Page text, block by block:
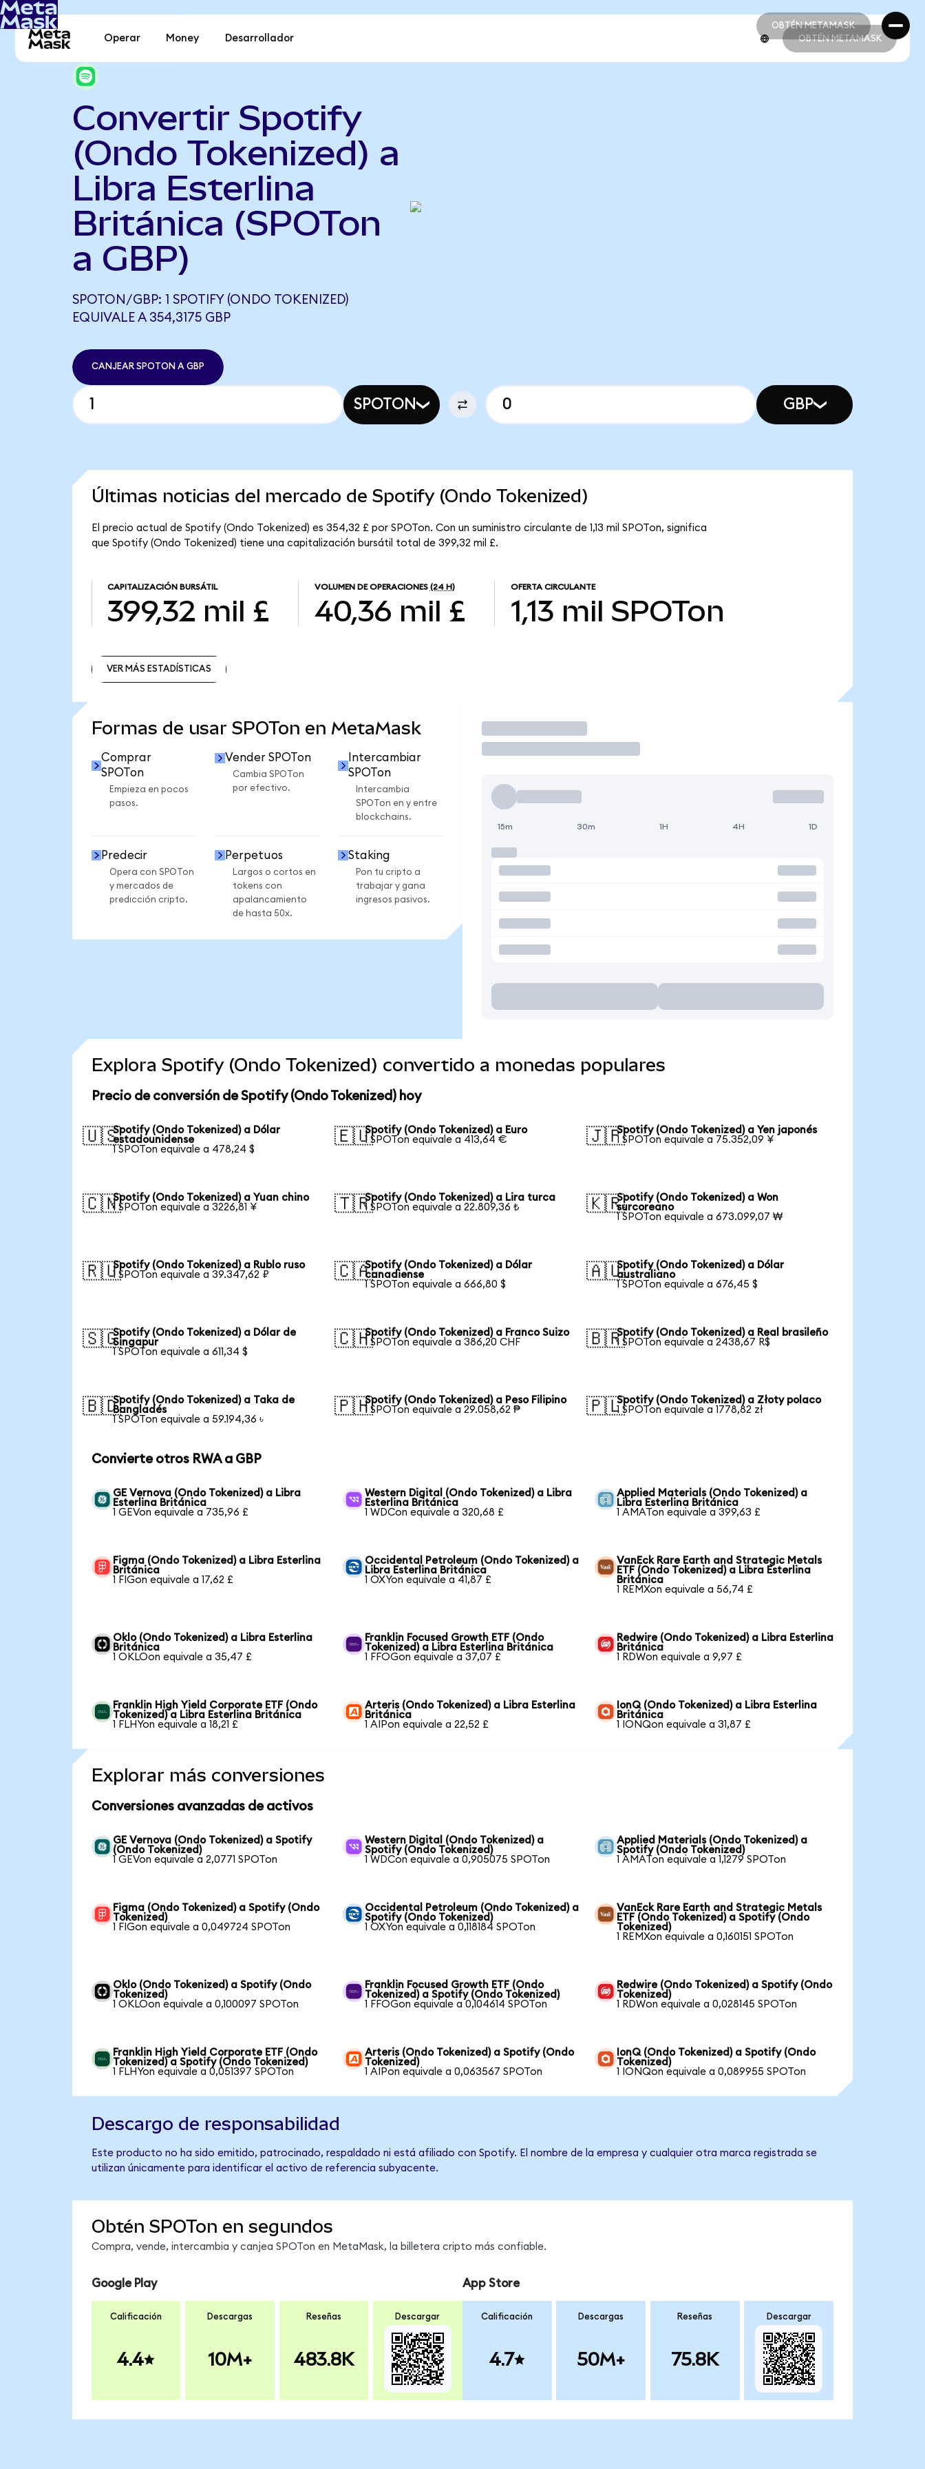
OBTÉN METAMASK
OBTÉN METAMASK
Operar Money Desarrollador OBTÉN METAMASK
Convertir Spotify
(Ondo Tokenized) a
Libra Esterlina
Británica (SPOTon
a GBP)
SPOTON/GBP: 1 SPOTIFY (ONDO TOKENIZED)
EQUIVALE A 354,3175 GBP
CANJEAR SPOTON A GBP
SPOTON GBP
Últimas noticias del mercado de Spotify (Ondo Tokenized)
El precio actual de Spotify (Ondo Tokenized) es 354,32 £ por SPOTon. Con un suministro circulante de 1,13 mil SPOTon, significa
que Spotify (Ondo Tokenized) tiene una capitalización bursátil total de 399,32 mil £.
CAPITALIZACIÓN BURSÁTIL
399,32 mil £
VOLUMEN DE OPERACIONES (24 H)
40,36 mil £
OFERTA CIRCULANTE
1,13 mil SPOTon
VER MÁS ESTADÍSTICAS
Formas de usar SPOTon en MetaMask
Comprar
SPOTon
Empieza en pocos
pasos.
Vender SPOTon
Cambia SPOTon
por efectivo.
Intercambiar
SPOTon
Intercambia
SPOTon en y entre
blockchains.
Predecir
Opera con SPOTon
y mercados de
predicción cripto.
Perpetuos
Largos o cortos en
tokens con
apalancamiento
de hasta 50x.
Staking
Pon tu cripto a
trabajar y gana
ingresos pasivos.
Operar
15m 30m 1H 4H 1D
Explora Spotify (Ondo Tokenized) convertido a monedas populares
Precio de conversión de Spotify (Ondo Tokenized) hoy
🇺🇸Spotify (Ondo Tokenized) a Dólar
estadounidense
1 SPOTon equivale a 478,24 $
🇪🇺Spotify (Ondo Tokenized) a Euro
1 SPOTon equivale a 413,64 €
🇯🇵Spotify (Ondo Tokenized) a Yen japonés
1 SPOTon equivale a 75.352,09 ¥
🇨🇳Spotify (Ondo Tokenized) a Yuan chino
1 SPOTon equivale a 3226,81 ¥
🇹🇷Spotify (Ondo Tokenized) a Lira turca
1 SPOTon equivale a 22.809,36 ₺
🇰🇷Spotify (Ondo Tokenized) a Won
surcoreano
1 SPOTon equivale a 673.099,07 ₩
🇷🇺Spotify (Ondo Tokenized) a Rublo ruso
1 SPOTon equivale a 39.347,62 ₽
🇨🇦Spotify (Ondo Tokenized) a Dólar
canadiense
1 SPOTon equivale a 666,80 $
🇦🇺Spotify (Ondo Tokenized) a Dólar
australiano
1 SPOTon equivale a 676,45 $
🇸🇬Spotify (Ondo Tokenized) a Dólar de
Singapur
1 SPOTon equivale a 611,34 $
🇨🇭Spotify (Ondo Tokenized) a Franco Suizo
1 SPOTon equivale a 386,20 CHF
🇧🇷Spotify (Ondo Tokenized) a Real brasileño
1 SPOTon equivale a 2438,67 R$
🇧🇩Spotify (Ondo Tokenized) a Taka de
Bangladés
1 SPOTon equivale a 59.194,36 ৳
🇵🇭Spotify (Ondo Tokenized) a Peso Filipino
1 SPOTon equivale a 29.058,62 ₱
🇵🇱Spotify (Ondo Tokenized) a Złoty polaco
1 SPOTon equivale a 1778,82 zł
Convierte otros RWA a GBP
GE Vernova (Ondo Tokenized) a Libra
Esterlina Británica
1 GEVon equivale a 735,96 £
Western Digital (Ondo Tokenized) a Libra
Esterlina Británica
1 WDCon equivale a 320,68 £
Applied Materials (Ondo Tokenized) a
Libra Esterlina Británica
1 AMATon equivale a 399,63 £
Figma (Ondo Tokenized) a Libra Esterlina
Británica
1 FIGon equivale a 17,62 £
Occidental Petroleum (Ondo Tokenized) a
Libra Esterlina Británica
1 OXYon equivale a 41,87 £
VanEck Rare Earth and Strategic Metals
ETF (Ondo Tokenized) a Libra Esterlina
Británica
1 REMXon equivale a 56,74 £
Oklo (Ondo Tokenized) a Libra Esterlina
Británica
1 OKLOon equivale a 35,47 £
Franklin Focused Growth ETF (Ondo
Tokenized) a Libra Esterlina Británica
1 FFOGon equivale a 37,07 £
Redwire (Ondo Tokenized) a Libra Esterlina
Británica
1 RDWon equivale a 9,97 £
Franklin High Yield Corporate ETF (Ondo
Tokenized) a Libra Esterlina Británica
1 FLHYon equivale a 18,21 £
Arteris (Ondo Tokenized) a Libra Esterlina
Británica
1 AIPon equivale a 22,52 £
IonQ (Ondo Tokenized) a Libra Esterlina
Británica
1 IONQon equivale a 31,87 £
Explorar más conversiones
Conversiones avanzadas de activos
GE Vernova (Ondo Tokenized) a Spotify
(Ondo Tokenized)
1 GEVon equivale a 2,0771 SPOTon
Western Digital (Ondo Tokenized) a
Spotify (Ondo Tokenized)
1 WDCon equivale a 0,905075 SPOTon
Applied Materials (Ondo Tokenized) a
Spotify (Ondo Tokenized)
1 AMATon equivale a 1,1279 SPOTon
Figma (Ondo Tokenized) a Spotify (Ondo
Tokenized)
1 FIGon equivale a 0,049724 SPOTon
Occidental Petroleum (Ondo Tokenized) a
Spotify (Ondo Tokenized)
1 OXYon equivale a 0,118184 SPOTon
VanEck Rare Earth and Strategic Metals
ETF (Ondo Tokenized) a Spotify (Ondo
Tokenized)
1 REMXon equivale a 0,160151 SPOTon
Oklo (Ondo Tokenized) a Spotify (Ondo
Tokenized)
1 OKLOon equivale a 0,100097 SPOTon
Franklin Focused Growth ETF (Ondo
Tokenized) a Spotify (Ondo Tokenized)
1 FFOGon equivale a 0,104614 SPOTon
Redwire (Ondo Tokenized) a Spotify (Ondo
Tokenized)
1 RDWon equivale a 0,028145 SPOTon
Franklin High Yield Corporate ETF (Ondo
Tokenized) a Spotify (Ondo Tokenized)
1 FLHYon equivale a 0,051397 SPOTon
Arteris (Ondo Tokenized) a Spotify (Ondo
Tokenized)
1 AIPon equivale a 0,063567 SPOTon
IonQ (Ondo Tokenized) a Spotify (Ondo
Tokenized)
1 IONQon equivale a 0,089955 SPOTon
Descargo de responsabilidad
Este producto no ha sido emitido, patrocinado, respaldado ni está afiliado con Spotify. El nombre de la empresa y cualquier otra marca registrada se
utilizan únicamente para identificar el activo de referencia subyacente.
Obtén SPOTon en segundos
Compra, vende, intercambia y canjea SPOTon en MetaMask, la billetera cripto más confiable.
Google Play
Calificación
4.4
Descargas
10M+
Reseñas
483.8K
Descargar
App Store
Calificación
4.7
Descargas
50M+
Reseñas
75.8K
Descargar